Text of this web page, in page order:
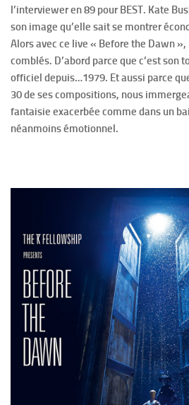
l’interviewer en 89 pour BEST. Kate
son image qu’elle sait se montrer
Alors avec ce live « Before the Dawn
comblés. D’abord parce que c’est son
officiel depuis…1979. Et aussi parce
30 de ses compositions, nous
fantaisie exacerbée comme dans un
néanmoins émotionnel.